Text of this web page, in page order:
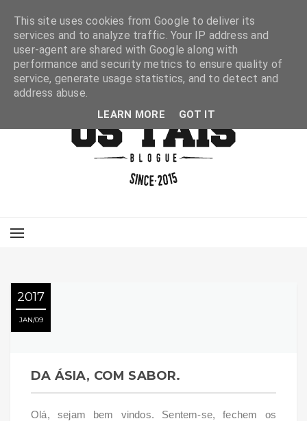
2017
JAN 09
DA ÁSIA, COM SABOR.
Olá, sejam bem vindos. Sentem-se, fechem os
This site uses cookies from Google to deliver its
services and to analyze traffic. Your IP address and
user-agent are shared with Google along with
performance and security metrics to ensure quality of
service, generate usage statistics, and to detect and
address abuse.
LEARN MORE GOT IT